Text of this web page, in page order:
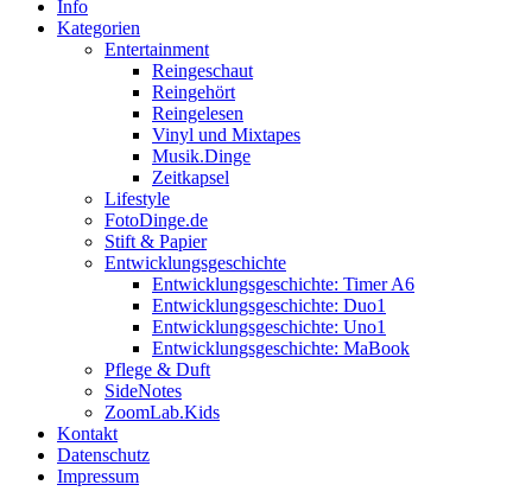
Info
Kategorien
Entertainment
Reingeschaut
Reingehört
Reingelesen
Vinyl und Mixtapes
Musik.Dinge
Zeitkapsel
Lifestyle
FotoDinge.de
Stift & Papier
Entwicklungsgeschichte
Entwicklungsgeschichte: Timer A6
Entwicklungsgeschichte: Duo1
Entwicklungsgeschichte: Uno1
Entwicklungsgeschichte: MaBook
Pflege & Duft
SideNotes
ZoomLab.Kids
Kontakt
Datenschutz
Impressum